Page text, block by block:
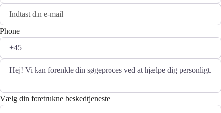
Phone
Vælg din foretrukne beskedtjeneste